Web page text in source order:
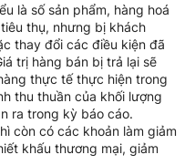
là số sản phẩm, hàng hoá
thụ, nhưng bị khách
thay đổi các điều kiện đã
trị hàng bán bị trả lại sẽ
thực tế thực hiện trong
thu thuần của khối lượng
ra trong kỳ báo cáo.
còn có các khoản làm giảm
khấu thương mại, giảm